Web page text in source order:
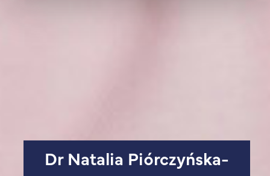
dr Natalia Piórczyńska-